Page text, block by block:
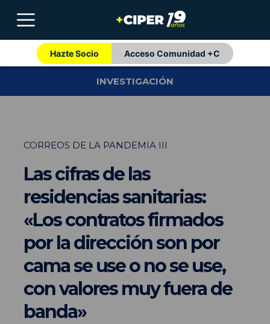
Hazte Socio Acceso Comunidad +C
INVESTIGACIÓN
CORREOS DE LA PANDEMIA III
Las cifras de las
residencias sanitarias:
«Los contratos firmados
por la dirección son por
cama se use o no se use,
con valores muy fuera de
banda»